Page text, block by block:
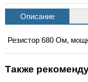
Описание
Резистор 680 Ом,
Также